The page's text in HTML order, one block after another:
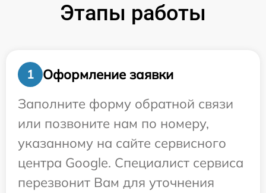
Этапы работы
1
Оформление заявки
Заполните форму обратной связи
или позвоните нам по номеру,
указанному на сайте сервисного
центра Google. Специалист сервиса
перезвонит Вам для уточнения